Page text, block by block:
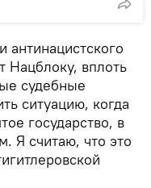
антинацистского
Нацблоку, вплоть
судебные
ситуацию, когда
государство, в
Я считаю, что это